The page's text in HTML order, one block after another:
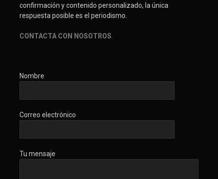
confirmación y contenido personalizado, la única
respuesta posible es el periodismo.
CONTACTA CON NOSOTROS
Nombre
Correo electrónico
Tu mensaje